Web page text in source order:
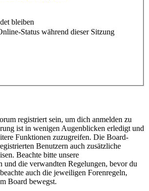
bleiben
Status während dieser Sitzung
registriert sein, um dich anmelden zu
ist in wenigen Augenblicken erledigt und
Funktionen zuzugreifen. Die Board-
Benutzern auch zusätzliche
Beachte bitte unsere
und die verwandten Regelungen, bevor du
auch die jeweiligen Forenregeln,
Board bewegst.